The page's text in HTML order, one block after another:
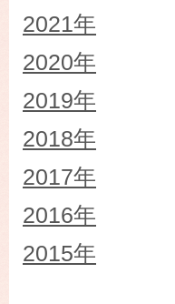
2021年
2020年
2019年
2018年
2017年
2016年
2015年